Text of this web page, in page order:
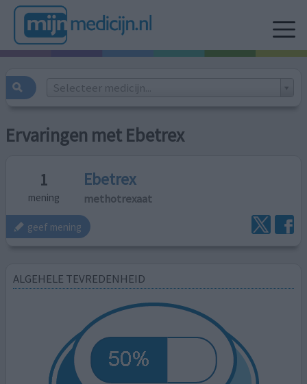
Selecteer medicijn...
Ervaringen met Ebetrex
1
mening
Ebetrex
methotrexaat
geef mening
ALGEHELE TEVREDENHEID